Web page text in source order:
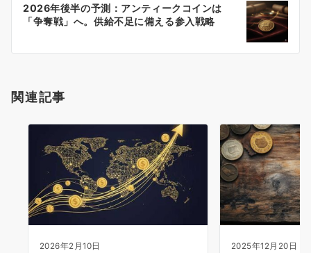
ン
2026年後半の予測：アンティークコインは
「争奪戦」へ。供給不足に備える参入戦略
関連記事
2026年2月10日 2025年12月20日